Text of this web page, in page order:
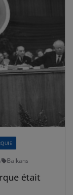
Balkans
était